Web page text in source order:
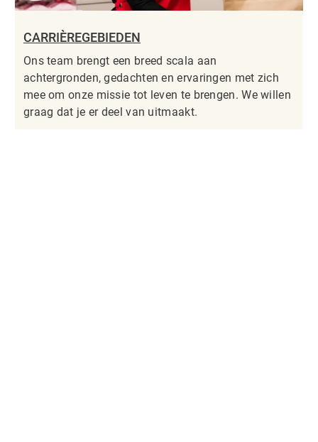
CARRIÈREGEBIEDEN
Ons team brengt een breed scala aan
achtergronden, gedachten en ervaringen met zich
mee om onze missie tot leven te brengen. We willen
graag dat je er deel van uitmaakt.